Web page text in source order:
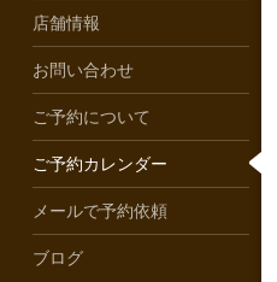
店舗情報
お問い合わせ
ご予約について
ご予約カレンダー
メールで予約依頼
ブログ